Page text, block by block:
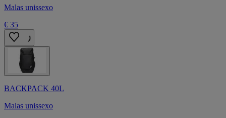
Malas unissexo
€ 35
BACKPACK 40L
Malas unissexo